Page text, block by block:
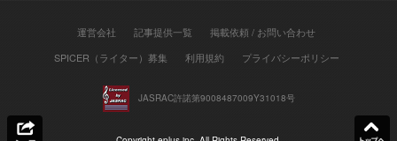
運営会社 記事提供一覧
掲載依頼 / お問い合わせ
SPICER（ライター）募集
利用規約 プライバシーポリシー
JASRAC許諾第9008487009Y31018号